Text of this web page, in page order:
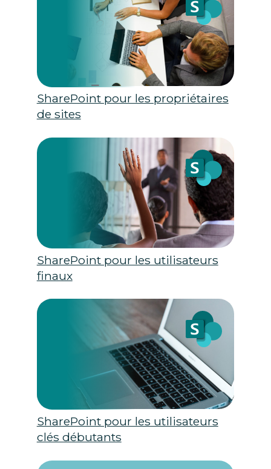
SharePoint pour les propriétaires
de sites
SharePoint pour les utilisateurs
finaux
SharePoint pour les utilisateurs
clés débutants